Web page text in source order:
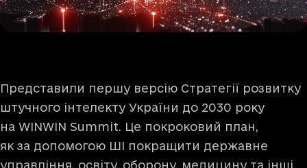
Представили першу версію Стратегії розвитку
штучного інтелекту України до 2030 року
на WINWIN Summit. Це покроковий план,
як за допомогою ШІ покращити державне
управління, освіту, оборону, медицину та інші